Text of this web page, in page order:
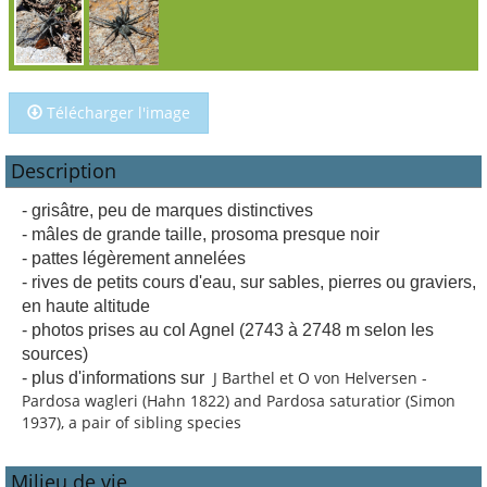
Télécharger l'image
Description
- grisâtre, peu de marques distinctives
- mâles de grande taille, prosoma presque noir
- pattes légèrement annelées
- rives de petits cours d'eau, sur sables, pierres ou graviers,
en haute altitude
- photos prises au col Agnel (2743 à 2748 m selon les
sources)
- plus d'informations sur J Barthel et O von Helversen -
Pardosa wagleri (Hahn 1822) and Pardosa saturatior (Simon
1937), a pair of sibling species
Milieu de vie